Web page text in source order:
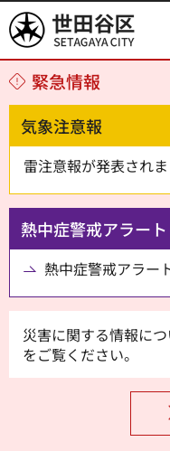
世田谷区
緊急情報
気象注意報
雷注意報が発表されま
熱中症警戒アラート
熱中症警戒アラー
災害に関する情報につ
をご覧ください。